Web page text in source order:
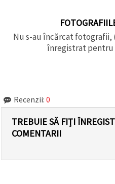
Nu s-au încărcat
înregistrat pentru
Recenzii: 0
TREBUIE SĂ FIȚI
COMENTARII